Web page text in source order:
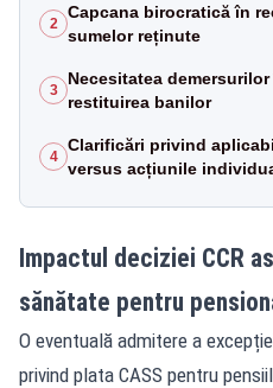
2
Capcana birocratică în
sumelor reținute
3
Necesitatea
restituirea banilor
4
Clarificări privind
versus acțiunile
Impactul deciziei CCR
sănătate pentru
O eventuală admitere a
privind plata CASS pentru